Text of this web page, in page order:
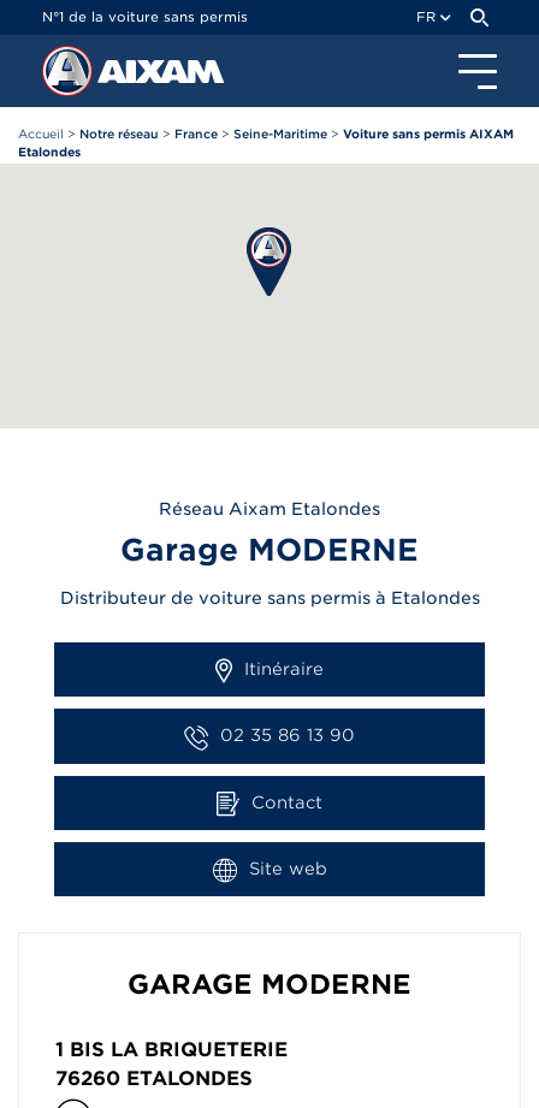
N°1 de la voiture sans permis FR
Accueil > Notre réseau > France > Seine-Maritime > Voiture sans permis AIXAM
Etalondes
Réseau Aixam Etalondes
Garage MODERNE
Distributeur de voiture sans permis à Etalondes
Itinéraire
02 35 86 13 90
Contact
Site web
GARAGE MODERNE
1 BIS LA BRIQUETERIE
76260 ETALONDES
Panneau de gestion des cookies